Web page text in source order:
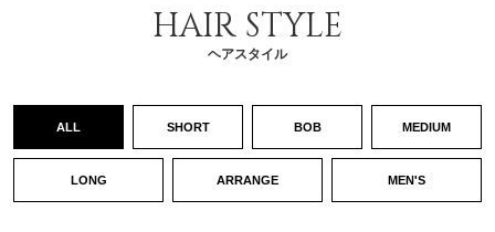
HAIR STYLE
ヘアスタイル
ALL SHORT BOB MEDIUM
LONG ARRANGE MEN'S